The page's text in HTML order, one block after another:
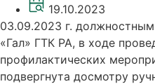
19.10.2023
03.09.2023 г.
«Гал» ГТК РА, в ходе
профилактических
подвергнута досмотру